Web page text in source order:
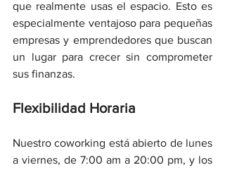
que realmente usas el espacio. Esto es
especialmente ventajoso para pequeñas
empresas y emprendedores que buscan
un lugar para crecer sin comprometer
sus finanzas.
Flexibilidad Horaria
Nuestro coworking está abierto de lunes
a viernes, de 7:00 am a 20:00 pm, y los